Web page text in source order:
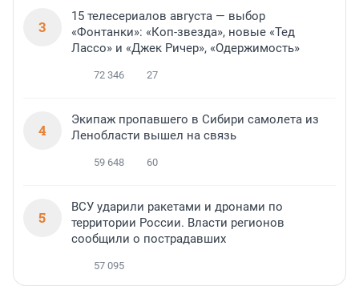
3
15 телесериалов августа — выбор
«Фонтанки»: «Коп-звезда», новые «Тед
Лассо» и «Джек Ричер», «Одержимость»
72 346 27
4
Экипаж пропавшего в Сибири самолета из
Ленобласти вышел на связь
59 648 60
5
ВСУ ударили ракетами и дронами по
территории России. Власти регионов
сообщили о пострадавших
57 095